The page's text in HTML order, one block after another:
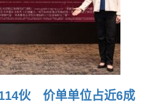
伙 价单单位占近6成